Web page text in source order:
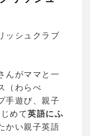
ッシュクラブ
んがママと一
（わらべ
手遊び、親子
めて英語にふ
かい親子英語